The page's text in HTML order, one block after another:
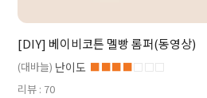
[DIY] 베이비코튼 멜빵 롬퍼(동영상)
(대바늘) 난이도 ■■■■□□□
리뷰 : 70